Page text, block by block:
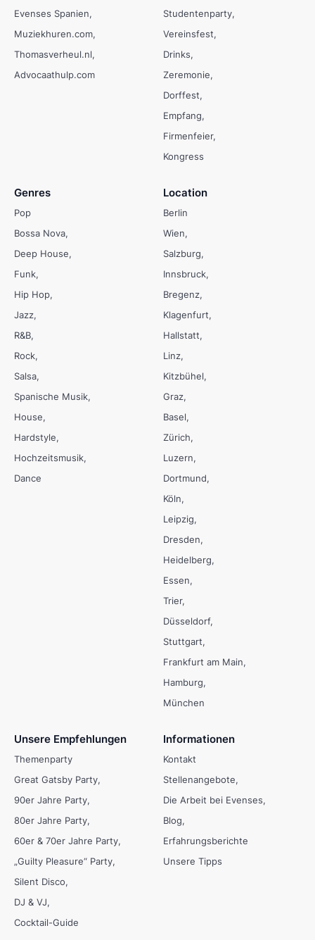
Evenses Spanien
Muziekhuren.com
Thomasverheul.nl
Advocaathulp.com
Studentenparty
Vereinsfest
Drinks
Zeremonie
Dorffest
Empfang
Firmenfeier
Kongress
Genres
Pop
Bossa Nova
Deep House
Funk
Hip Hop
Jazz
R&B
Rock
Salsa
Spanische Musik
House
Hardstyle
Hochzeitsmusik
Dance
Location
Berlin
Wien
Salzburg
Innsbruck
Bregenz
Klagenfurt
Hallstatt
Linz
Kitzbühel
Graz
Basel
Zürich
Luzern
Dortmund
Köln
Leipzig
Dresden
Heidelberg
Essen
Trier
Düsseldorf
Stuttgart
Frankfurt am Main
Hamburg
München
Unsere Empfehlungen
Themenparty
Great Gatsby Party
90er Jahre Party
80er Jahre Party
60er & 70er Jahre Party
„Guilty Pleasure“ Party
Silent Disco
DJ & VJ
Cocktail-Guide
Informationen
Kontakt
Stellenangebote
Die Arbeit bei Evenses
Blog
Erfahrungsberichte
Unsere Tipps